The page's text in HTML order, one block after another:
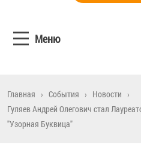
Меню
Главная › События › Новости ›
Гуляев Андрей Олегович стал
"Узорная Буквица"